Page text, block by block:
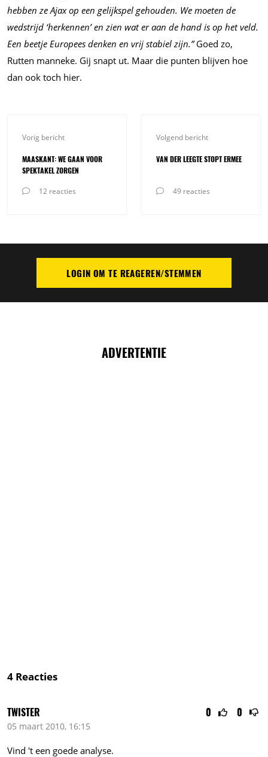
hebben ze Ajax op een gelijkspel gehouden. We moeten de
wedstrijd ‘herkennen’ en zien wat er aan de hand is op het veld.
Een beetje Europees denken en vrij stabiel zijn.”Goed zo,
Rutten manneke. Gij snapt ut. Maar die punten blijven hoe
dan ook toch hier.
Vorig bericht
MAASKANT: WE GAAN VOOR
SPEKTAKEL ZORGEN
12 reacties
Volgend bericht
VAN DER LEEGTE STOPT ERMEE
49 reacties
PLAATS REACTIELOGIN OM TE REAGEREN/STEMMEN
ADVERTENTIE
4 Reacties
0 0
TWISTER
05 maart 2010, 16:15
Vind 't een goede analyse.